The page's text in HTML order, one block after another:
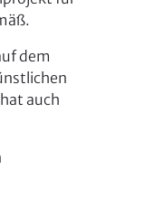
dem
auch